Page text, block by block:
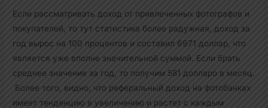
Если рассматривать доход от привлеченных фотографов и
покупателей, то тут статистика более радужная, доход за
год вырос на 100 процентов и составил 6971 доллар, что
является уже вполне значительной суммой. Если брать
среднее значение за год, то получим 581 долларо в месяц.
Более того, видно, что реферальный доход на фотобанках
имеет тенденцию в увеличению и растет с каждым